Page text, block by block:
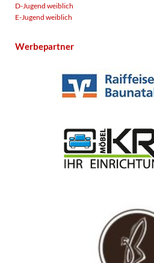
D-Jugend weiblich
E-Jugend weiblich
Werbepartner